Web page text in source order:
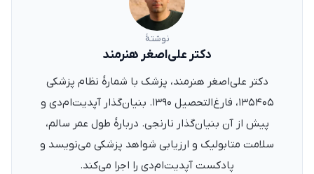
نوشتهٔ
دکتر علی‌اصغر هنرمند
دکتر علی‌اصغر هنرمند، پزشک با شمارهٔ نظام پزشکی
۱۳۵۴۰۵، فارغ‌التحصیل ۱۳۹۰. بنیان‌گذار آپدیت‌ام‌دی و
پیش از آن بنیان‌گذار نارنجی. دربارهٔ طول عمر سالم،
سلامت متابولیک و ارزیابی شواهد پزشکی می‌نویسد و
پادکست آپدیت‌ام‌دی را اجرا می‌کند.